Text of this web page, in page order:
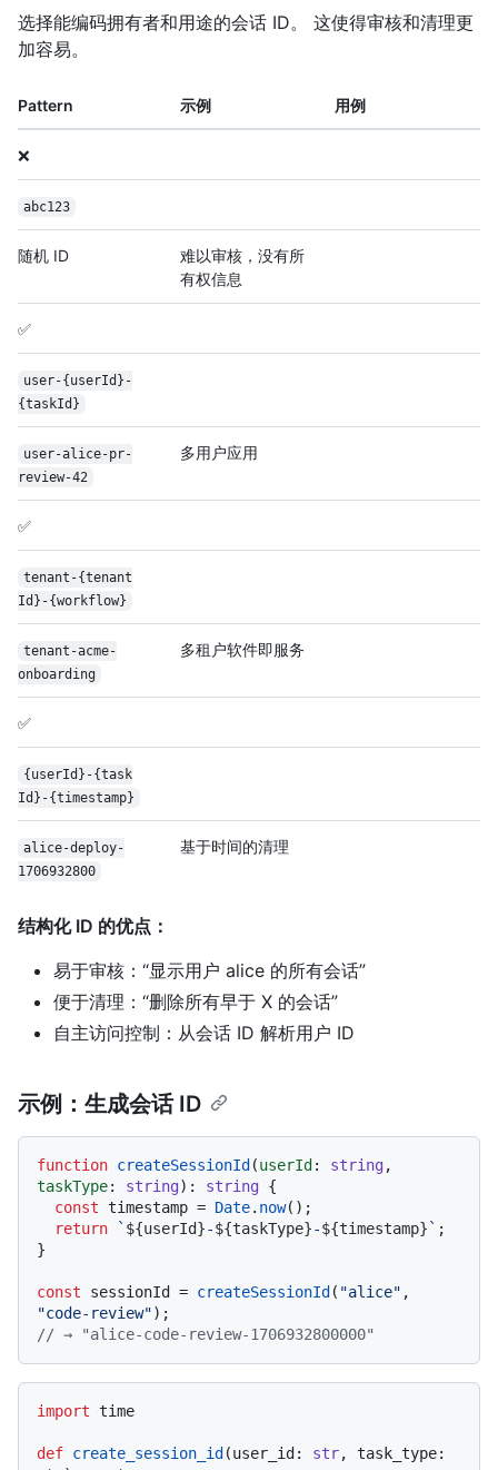
选择能编码拥有者和用途的会话 ID。 这使得审核和清理更
加容易。
Pattern 示例 用例
❌
abc123
随机 ID
难以审核，没有所
有权信息
✅
user-{userId}-
{taskId}
user-alice-pr-
review-42
多用户应用
✅
tenant-{tenant
Id}-{workflow}
tenant-acme-
onboarding
多租户软件即服务
✅
{userId}-{task
Id}-{timestamp}
alice-deploy-
1706932800
基于时间的清理
结构化 ID 的优点：
易于审核：“显示用户 alice 的所有会话”
便于清理：“删除所有早于 X 的会话”
自主访问控制：从会话 ID 解析用户 ID
示例：生成会话 ID
function createSessionId (userId : string
taskType: string): string {
const timestamp = Date. now();
return
` ${userId}-${taskType}-${timestamp} ` ;
}
const sessionId = createSessionId ( "alice"
"code-review"
// → "alice-code-review-1706932800000"
import time
def create_session_id (user_id: str